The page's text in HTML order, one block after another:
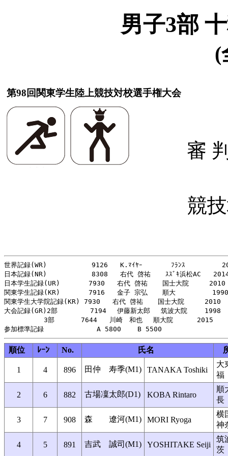
男子3部
(
第98回関東学生陸上競技対校選手権大会
審
競
世界記録(WR)           9126   K.ﾏｲﾔｰ       ﾌﾗﾝｽ
日本記録(NR)           8308   右代 啓祐  　ｽｽﾞｷ浜松AC
日本学生記録(UR)       7930   右代 啓祐  　国士大院     2010
関東学生記録(KR)       7916   金子 宗弘  　順大         1990
関東学生大学院記録(KR) 7930   右代 啓祐  　国士大院     2010
大会記録(GR)2部        7194　 伊藤新太郎　 筑波大院　　 1998
3部　　　　7644   川崎　和也　 順大院　　　 2015
順位 ﾚｰﾝ No. 氏名
1 4 896 田仲 寿季(M1) TANAKA Toshiki
大
2 6 882 古場凜太郎(D1) KOBA Rintaro
順
3 7 908 森 遼河(M1) MORI Ryoga
横
神
4 5 891 吉武 誠司(M1) YOSHITAKE Seiji
筑